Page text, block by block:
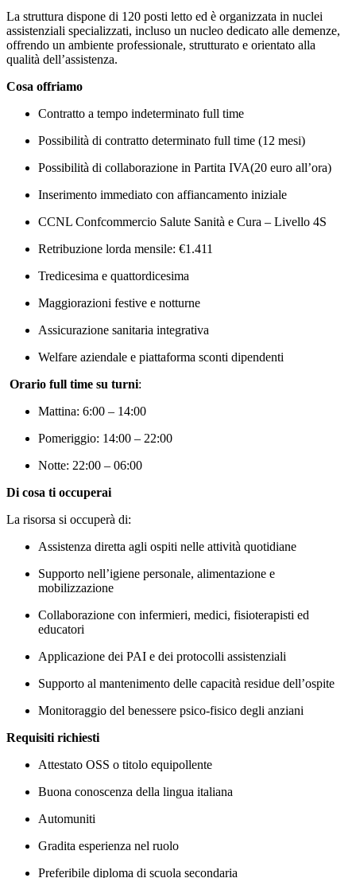
La struttura dispone di 120 posti letto ed è organizzata in nuclei
assistenziali specializzati, incluso un nucleo dedicato alle demenze,
offrendo un ambiente professionale, strutturato e orientato alla
qualità dell’assistenza.
Cosa offriamo
Contratto a tempo indeterminato full time
Possibilità di contratto determinato full time (12 mesi)
Possibilità di collaborazione in Partita IVA(20 euro all’ora)
Inserimento immediato con affiancamento iniziale
CCNL Confcommercio Salute Sanità e Cura – Livello 4S
Retribuzione lorda mensile: €1.411
Tredicesima e quattordicesima
Maggiorazioni festive e notturne
Assicurazione sanitaria integrativa
Welfare aziendale e piattaforma sconti dipendenti
Orario full time su turni:
Mattina: 6:00 – 14:00
Pomeriggio: 14:00 – 22:00
Notte: 22:00 – 06:00
Di cosa ti occuperai
La risorsa si occuperà di:
Assistenza diretta agli ospiti nelle attività quotidiane
Supporto nell’igiene personale, alimentazione e
mobilizzazione
Collaborazione con infermieri, medici, fisioterapisti ed
educatori
Applicazione dei PAI e dei protocolli assistenziali
Supporto al mantenimento delle capacità residue dell’ospite
Monitoraggio del benessere psico-fisico degli anziani
Requisiti richiesti
Attestato OSS o titolo equipollente
Buona conoscenza della lingua italiana
Automuniti
Gradita esperienza nel ruolo
Preferibile diploma di scuola secondaria